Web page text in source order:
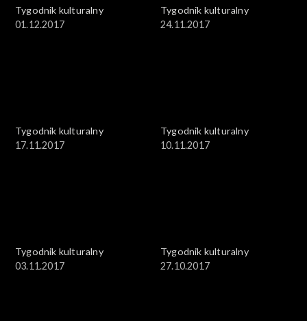
Tygodnik kulturalny
01.12.2017
Tygodnik kulturalny
24.11.2017
Tygodnik kulturalny
17.11.2017
Tygodnik kulturalny
10.11.2017
Tygodnik kulturalny
03.11.2017
Tygodnik kulturalny
27.10.2017